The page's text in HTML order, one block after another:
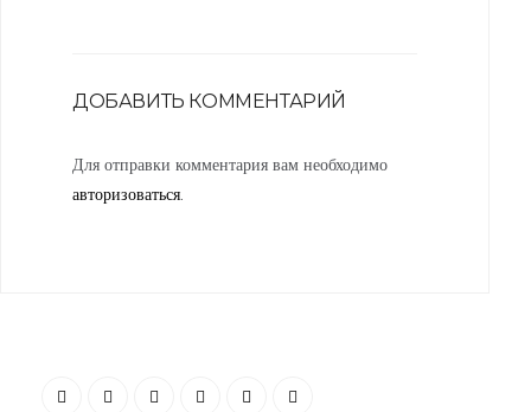
ДОБАВИТЬ КОММЕНТАРИЙ
Для отправки комментария вам необходимо
авторизоваться.
состояние зависят от пространства, которое Вас окружает. Своей